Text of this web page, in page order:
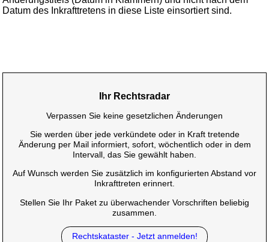
Datum des Inkrafttretens in diese Liste einsortiert sind.
Ihr Rechtsradar
Verpassen Sie keine gesetzlichen Änderungen
Sie werden über jede verkündete oder in Kraft tretende
Änderung per Mail informiert, sofort, wöchentlich oder in dem
Intervall, das Sie gewählt haben.
Auf Wunsch werden Sie zusätzlich im konfigurierten Abstand vor
Inkrafttreten erinnert.
Stellen Sie Ihr Paket zu überwachender Vorschriften beliebig
zusammen.
Rechtskataster - Jetzt anmelden!